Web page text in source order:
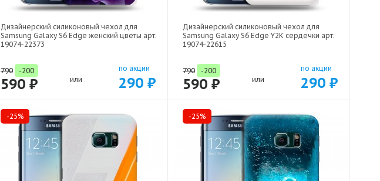
Дизайнерский силиконовый чехол для
Samsung Galaxy S6 Edge женский цветы арт:
19074-22373
790 -200
590 ₽ или
по акции
290 ₽
Дизайнерский силиконовый чехол для
Samsung Galaxy S6 Edge Y2K сердечки арт:
19074-22615
790 -200
590 ₽ или
по акции
290 ₽
-25% -25%